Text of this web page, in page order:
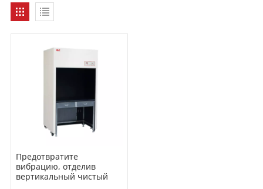
Предотвратите
вибрацию, отделив
вертикальный чистый